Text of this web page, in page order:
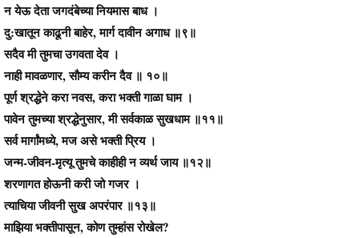
न येऊ देता जगदंबेच्या नियमास बाध ।
दु:खातून काढूनी बाहेर, मार्ग दावीन अगाध ॥९॥
सदैव मी तुमचा उगवता देव ।
नाही मावळणार, सौम्य करीन दैव ॥ १०॥
पूर्ण श्रद्धेने करा नवस, करा भक्ती गाळा घाम ।
पावेन तुमच्या श्रद्धेनुसार, मी सर्वकाळ सुखधाम ॥११॥
सर्व मार्गांमध्ये, मज असे भक्ती प्रिय ।
जन्म-जीवन-मृत्यू तुमचे काहीही न व्यर्थ जाय ॥१२॥
शरणागत होऊनी करी जो गजर ।
त्याचिया जीवनी सुख अपरंपार ॥१३॥
माझिया भक्तीपासून, कोण तुम्हांस रोखेल?